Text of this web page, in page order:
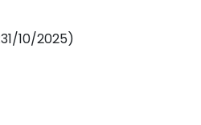
10/2025)